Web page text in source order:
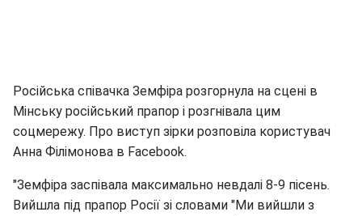
Російська співачка Земфіра розгорнула на сцені в
Мінську російський прапор і розгнівала цим
соцмережу. Про виступ зірки розповіла користувач
Анна Філімонова в Facebook.
"Земфіра заспівала максимально невдалі 8-9 пісень.
Вийшла під прапор Росії зі словами "Ми вийшли з